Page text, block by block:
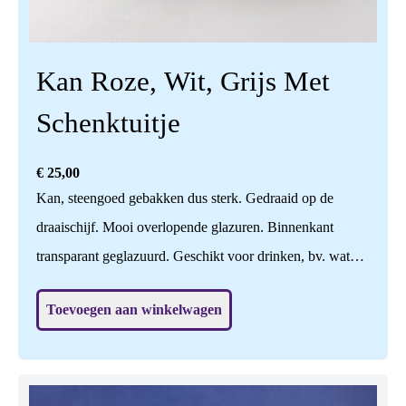
Kan Roze, Wit, Grijs Met
Schenktuitje
€ 25,00
Kan, steengoed gebakken dus sterk. Gedraaid op de
draaischijf. Mooi overlopende glazuren. Binnenkant
transparant geglazuurd. Geschikt voor drinken, bv. water,
zetten, of nog leuker zonder iets? Vaatwasbestendig. Prijs
Toevoegen aan winkelwagen